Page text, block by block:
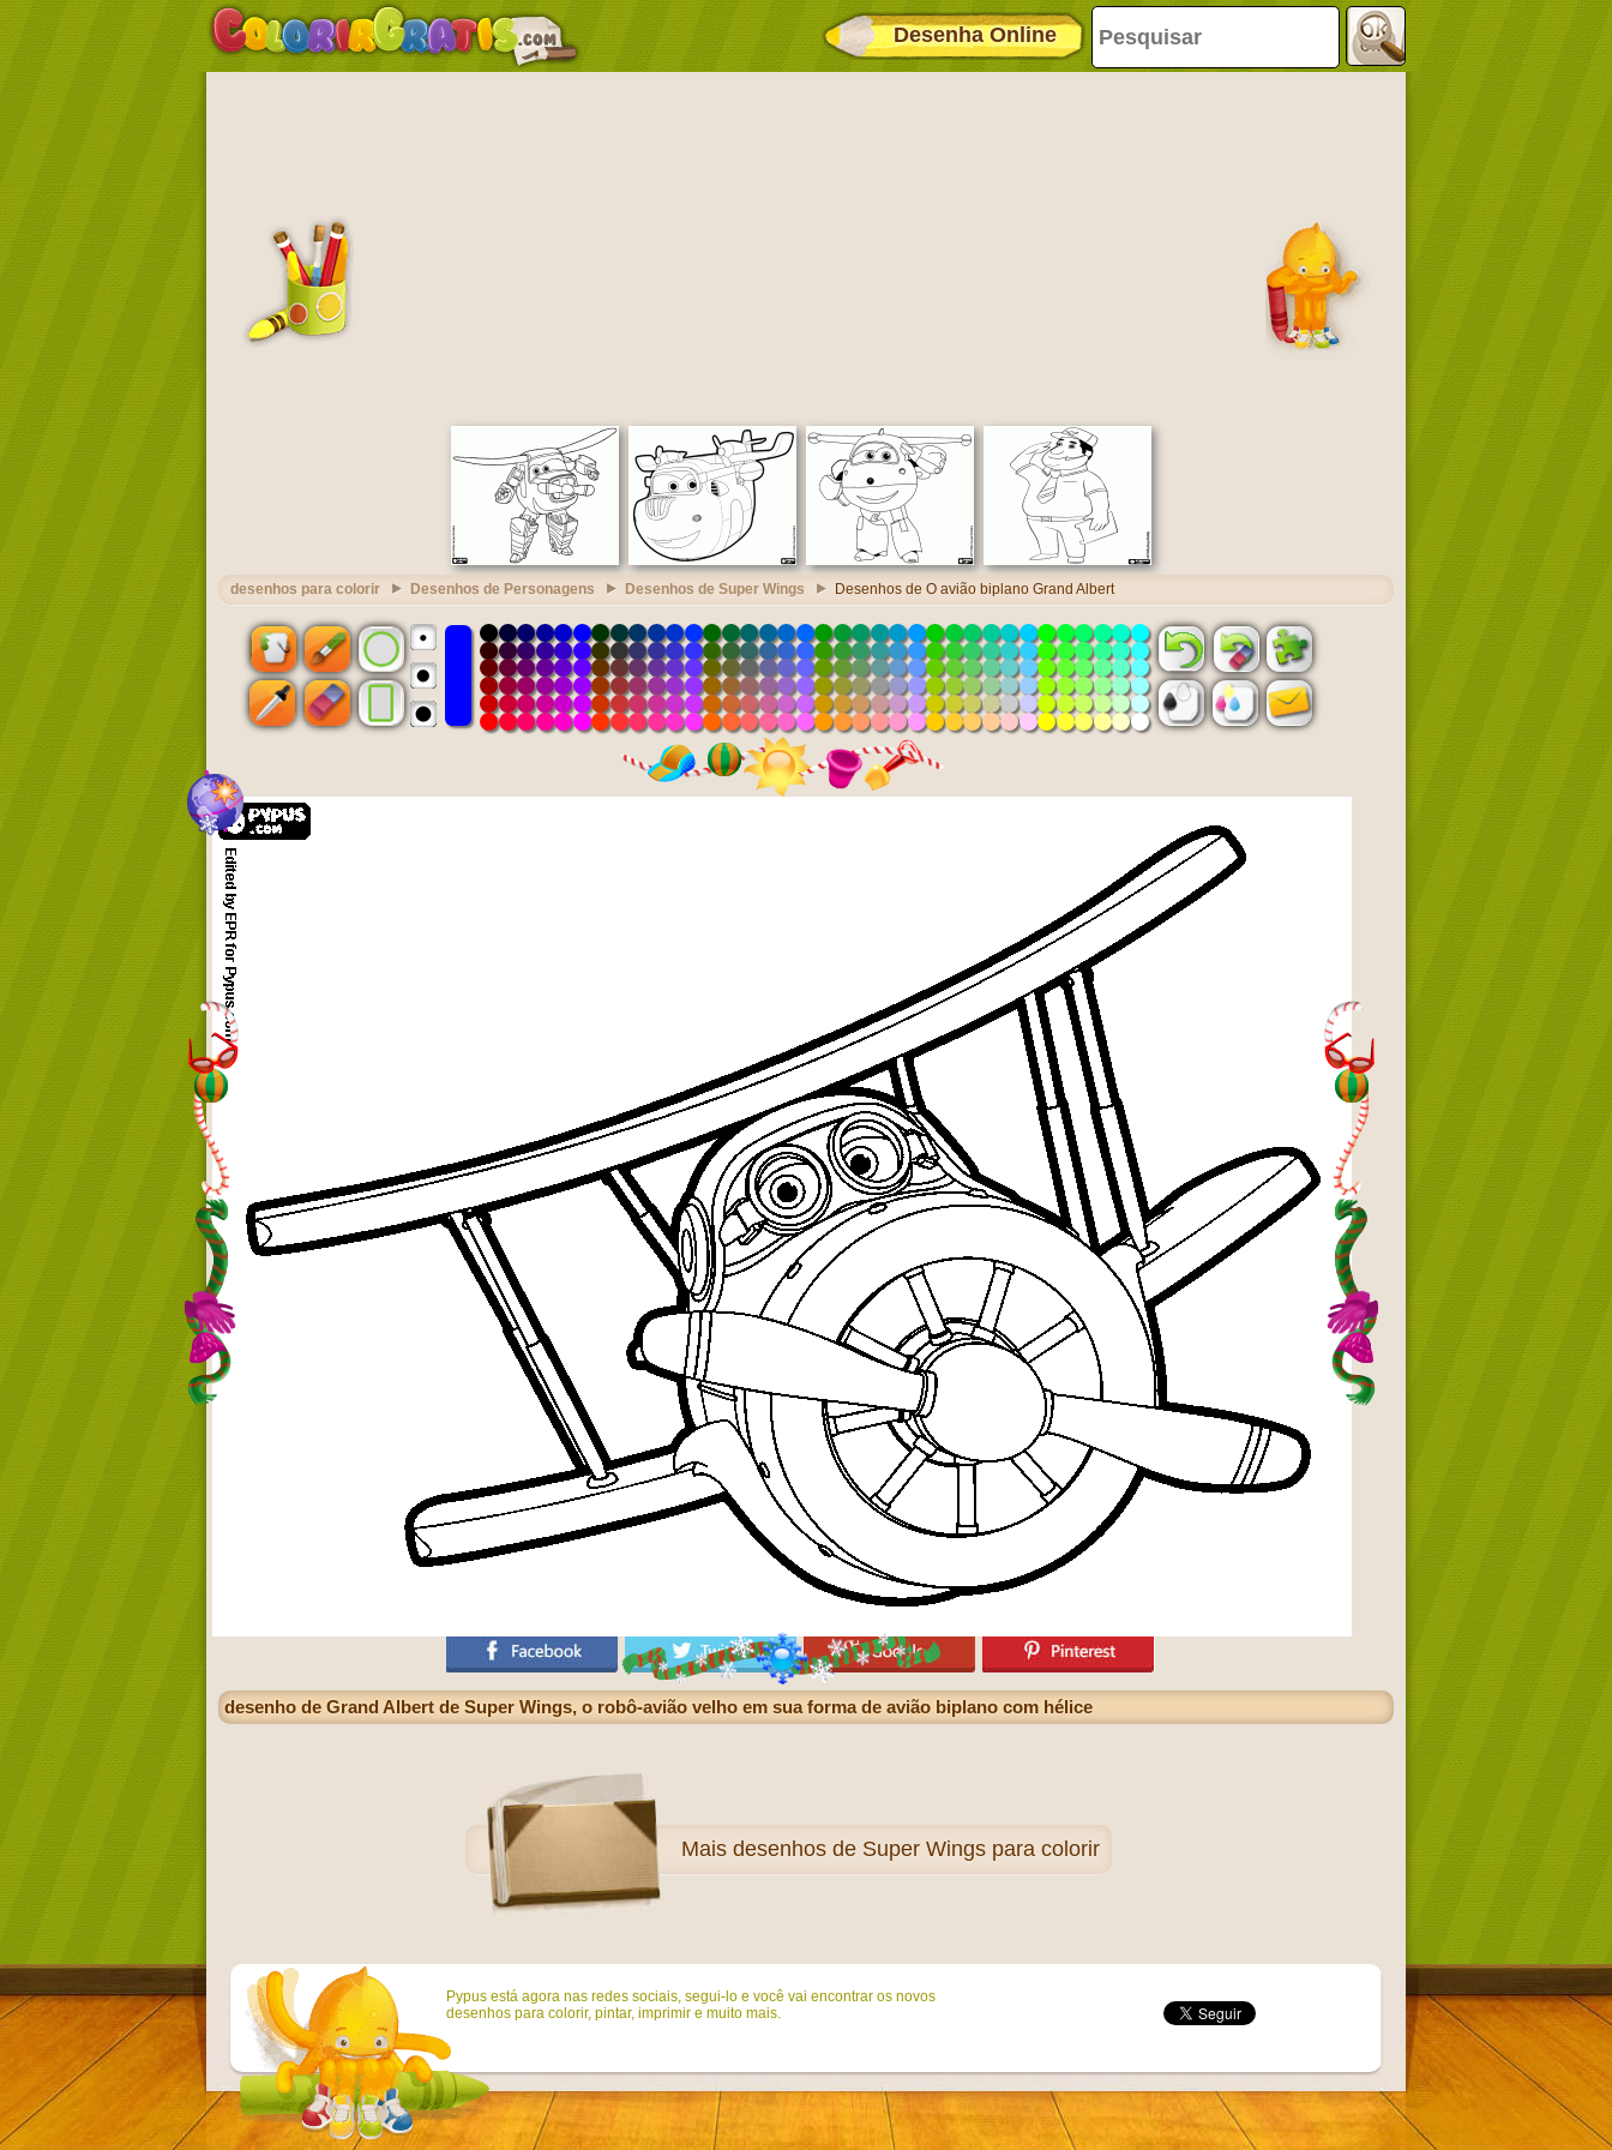
Desenha Online
desenhos para colorir Desenhos de Personagens Desenhos de Super Wings Desenhos de O avião biplano Grand Albert
desenho de Grand Albert de Super Wings, o robô-avião velho em sua forma de avião biplano com hélice
Mais desenhos de Super Wings para colorir
Pypus está agora nas redes sociais, segui-lo e você vai encontrar os novos
desenhos para colorir, pintar, imprimir e muito mais.